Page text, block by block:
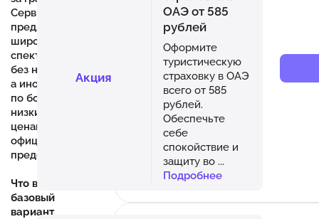
Сервис
предлагает
широкий
спектр услуг
без наценок,
а иногда даже
по более
низким
ценам, чем у
официальных
представителей.
Что включает
базовый
вариант
Акция
ОАЭ от 585
рублей
Оформите
туристическую
страховку в ОАЭ
всего от 585
рублей.
Обеспечьте
себе
спокойствие и
защиту во ...
Подробнее